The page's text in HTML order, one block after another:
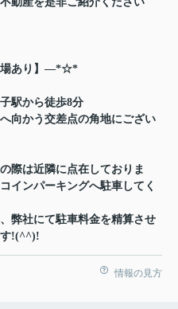
あり】―*☆*
駅から徒歩8分
向かう交差点の角地にござい
際は近隣に点在しておりま
インパーキングへ駐車してく
弊社にて駐車料金を精算させ
!(^^)!
情報の見方